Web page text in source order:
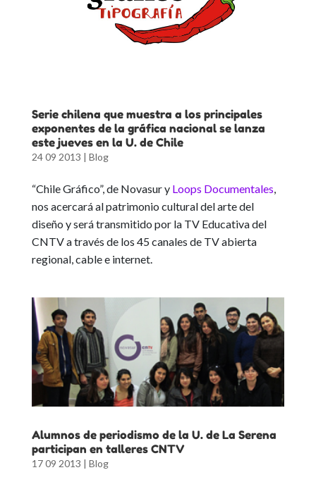
Serie chilena que muestra a los principales
exponentes de la gráfica nacional se lanza
este jueves en la U. de Chile
24 09 2013 | Blog
“Chile Gráfico”, de Novasur y Loops Documentales,
nos acercará al patrimonio cultural del arte del
diseño y será transmitido por la TV Educativa del
CNTV a través de los 45 canales de TV abierta
regional, cable e internet.
Alumnos de periodismo de la U. de La Serena
participan en talleres CNTV
17 09 2013 | Blog